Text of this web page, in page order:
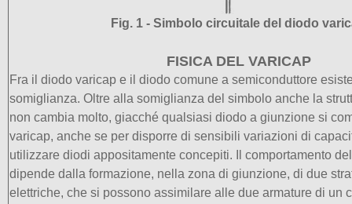
Fig. 1 - Simbolo circuitale del diodo
FISICA DEL VARICAP
Fra il diodo varicap e il diodo comune a semiconduttore
somiglianza. Oltre alla somiglianza del simbolo anche la
non cambia molto, giacché qualsiasi diodo a giunzione si
varicap, anche se per disporre di sensibili variazioni di
utilizzare diodi appositamente concepiti. Il comportamento
dipende dalla formazione, nella zona di giunzione, di due
elettriche, che si possono assimilare alle due armature di un